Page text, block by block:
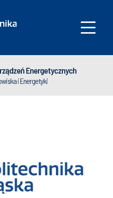
Energetycznych
i Energetyki